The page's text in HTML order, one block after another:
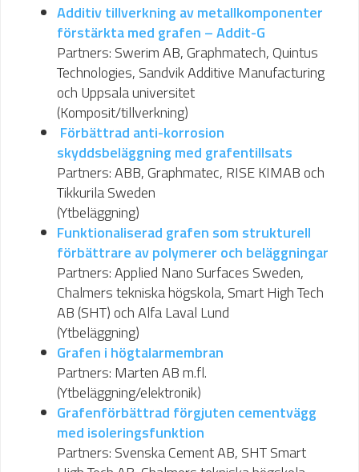
Additiv tillverkning av metallkomponenter
förstärkta med grafen – Addit-G
Partners: Swerim AB, Graphmatech, Quintus
Technologies, Sandvik Additive Manufacturing
och Uppsala universitet
(Komposit/tillverkning)
Förbättrad anti-korrosion
skyddsbeläggning med grafentillsats
Partners: ABB, Graphmatec, RISE KIMAB och
Tikkurila Sweden
(Ytbeläggning)
Funktionaliserad grafen som strukturell
förbättrare av polymerer och beläggningar
Partners: Applied Nano Surfaces Sweden,
Chalmers tekniska högskola, Smart High Tech
AB (SHT) och Alfa Laval Lund
(Ytbeläggning)
Grafen i högtalarmembran
Partners: Marten AB m.fl.
(Ytbeläggning/elektronik)
Grafenförbättrad förgjuten cementvägg
med isoleringsfunktion
Partners: Svenska Cement AB, SHT Smart